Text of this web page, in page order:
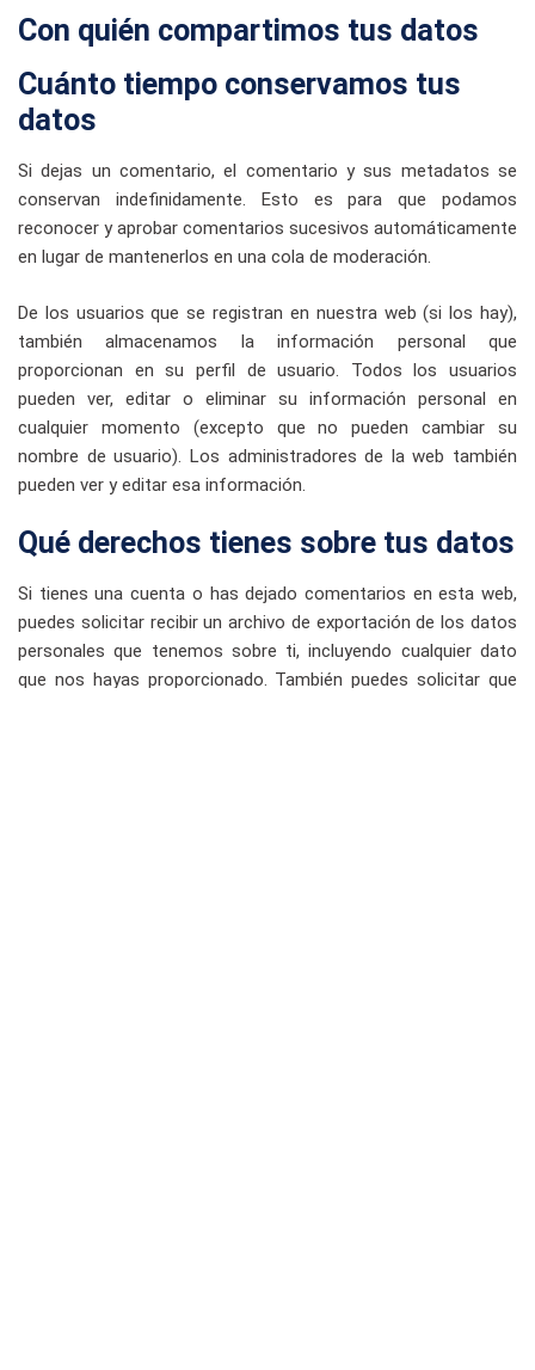
Con quién compartimos tus datos
Cuánto tiempo conservamos tus
datos
Si dejas un comentario, el comentario y sus metadatos se
conservan indefinidamente. Esto es para que podamos
reconocer y aprobar comentarios sucesivos automáticamente
en lugar de mantenerlos en una cola de moderación.
De los usuarios que se registran en nuestra web (si los hay),
también almacenamos la información personal que
proporcionan en su perfil de usuario. Todos los usuarios
pueden ver, editar o eliminar su información personal en
cualquier momento (excepto que no pueden cambiar su
nombre de usuario). Los administradores de la web también
pueden ver y editar esa información.
Qué derechos tienes sobre tus datos
Si tienes una cuenta o has dejado comentarios en esta web,
puedes solicitar recibir un archivo de exportación de los datos
personales que tenemos sobre ti, incluyendo cualquier dato
que nos hayas proporcionado. También puedes solicitar que